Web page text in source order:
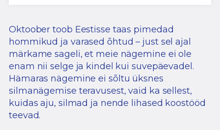
Oktoober toob Eestisse taas pimedad
hommikud ja varased õhtud – just sel ajal
märkame sageli, et meie nägemine ei ole
enam nii selge ja kindel kui suvepäevadel.
Hämaras nägemine ei sõltu üksnes
silmanägemise teravusest, vaid ka sellest,
kuidas aju, silmad ja nende lihased koostööd
teevad.